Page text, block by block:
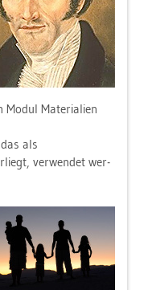
Modul Ma­te­ria­li­en
als
ver­wen­det wer­